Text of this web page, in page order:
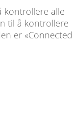
kontrollere alle
til å kontrollere
er «Connected